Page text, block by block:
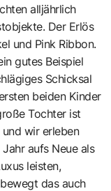
alljährlich
Der Erlös
und Pink Ribbon.
gutes Beispiel
Schicksal
beiden Kinder
Tochter ist
wir erleben
aufs Neue als
leisten,
das auch